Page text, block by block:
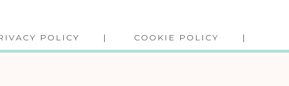
POLICY COOKIE POLICY